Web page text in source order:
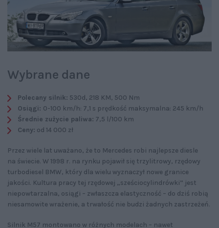
Wybrane dane
Polecany silnik: 530d, 218 KM, 500 Nm
Osiągi: 0-100 km/h: 7,1 s prędkość maksymalna: 245 km/h
Średnie zużycie paliwa: 7,5 l/100 km
Ceny: od 14 000 zł
Przez wiele lat uważano, że to Mercedes robi najlepsze diesle
na świecie. W 1998 r. na rynku pojawił się trzylitrowy, rzędowy
turbodiesel BMW, który dla wielu wyznaczył nowe granice
jakości. Kultura pracy tej rzędowej „sześciocylindrówki” jest
niepowtarzalna, osiągi – zwłaszcza elastyczność – do dziś robią
niesamowite wrażenie, a trwałość nie budzi żadnych zastrzeżeń.
Silnik M57 montowano w różnych modelach – nawet